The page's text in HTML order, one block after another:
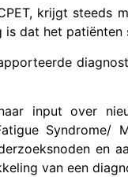
krijgt steeds
dat het patiënten
input over
Syndrome/
en
van een